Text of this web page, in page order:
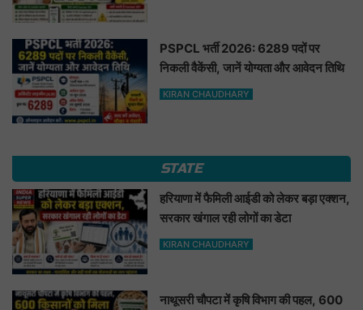
PSPCL भर्ती 2026: 6289 पदों पर
निकली वैकेंसी, जानें योग्यता और आवेदन तिथि
KIRAN CHAUDHARY
STATE
हरियाणा में फैमिली आईडी को लेकर बड़ा एक्शन,
सरकार खंगाल रही लोगों का डेटा
KIRAN CHAUDHARY
नाथूसरी चौपटा में कृषि विभाग की पहल, 600